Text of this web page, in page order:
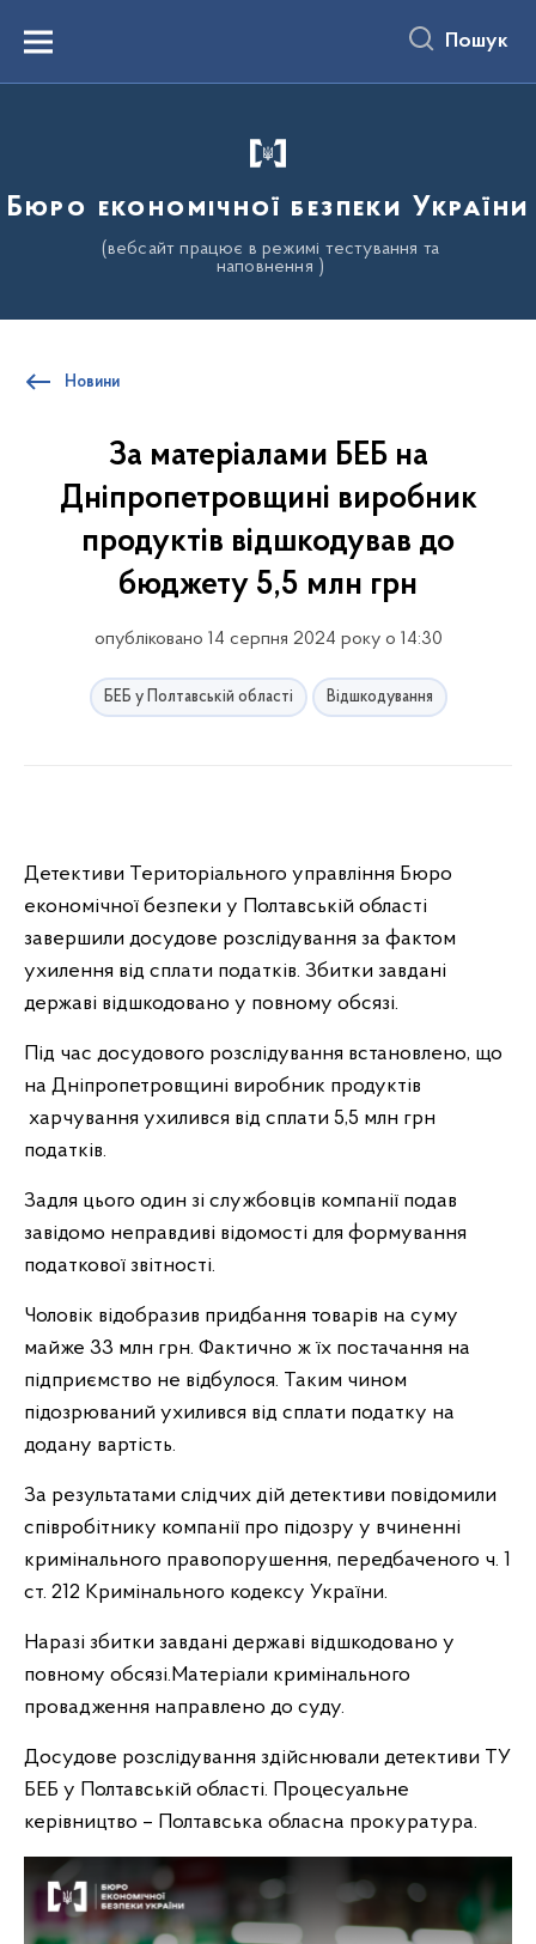
вмістуMenu Пошук
Бюро економічної безпеки України
(вебсайт працює в режимі тестування та
наповнення )
Новини
За матеріалами БЕБ на
Дніпропетровщині виробник
продуктів відшкодував до
бюджету 5,5 млн грн
опубліковано 14 серпня 2024 року о 14:30
БЕБ у Полтавській області Відшкодування
Детективи Територіального управління Бюро
економічної безпеки у Полтавській області
завершили досудове розслідування за фактом
ухилення від сплати податків. Збитки завдані
державі відшкодовано у повному обсязі.
Під час досудового розслідування встановлено, що
на Дніпропетровщині виробник продуктів
харчування ухилився від сплати 5,5 млн грн
податків.
Задля цього один зі службовців компанії подав
завідомо неправдиві відомості для формування
податкової звітності.
Чоловік відобразив придбання товарів на суму
майже 33 млн грн. Фактично ж їх постачання на
підприємство не відбулося. Таким чином
підозрюваний ухилився від сплати податку на
додану вартість.
За результатами слідчих дій детективи повідомили
співробітнику компанії про підозру у вчиненні
кримінального правопорушення, передбаченого ч. 1
ст. 212 Кримінального кодексу України.
Наразі збитки завдані державі відшкодовано у
повному обсязі.Матеріали кримінального
провадження направлено до суду.
Досудове розслідування здійснювали детективи ТУ
БЕБ у Полтавській області. Процесуальне
керівництво – Полтавська обласна прокуратура.